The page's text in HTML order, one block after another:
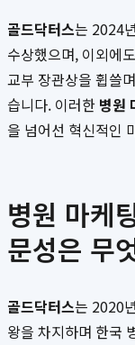
골드닥터스는 2024
수상했으며, 이외에
교부 장관상을 휩쓸
습니다. 이러한 병원
을 넘어선 혁신적인
병원 마케
문성은 무
골드닥터스는 2020
왕을 차지하며 한국